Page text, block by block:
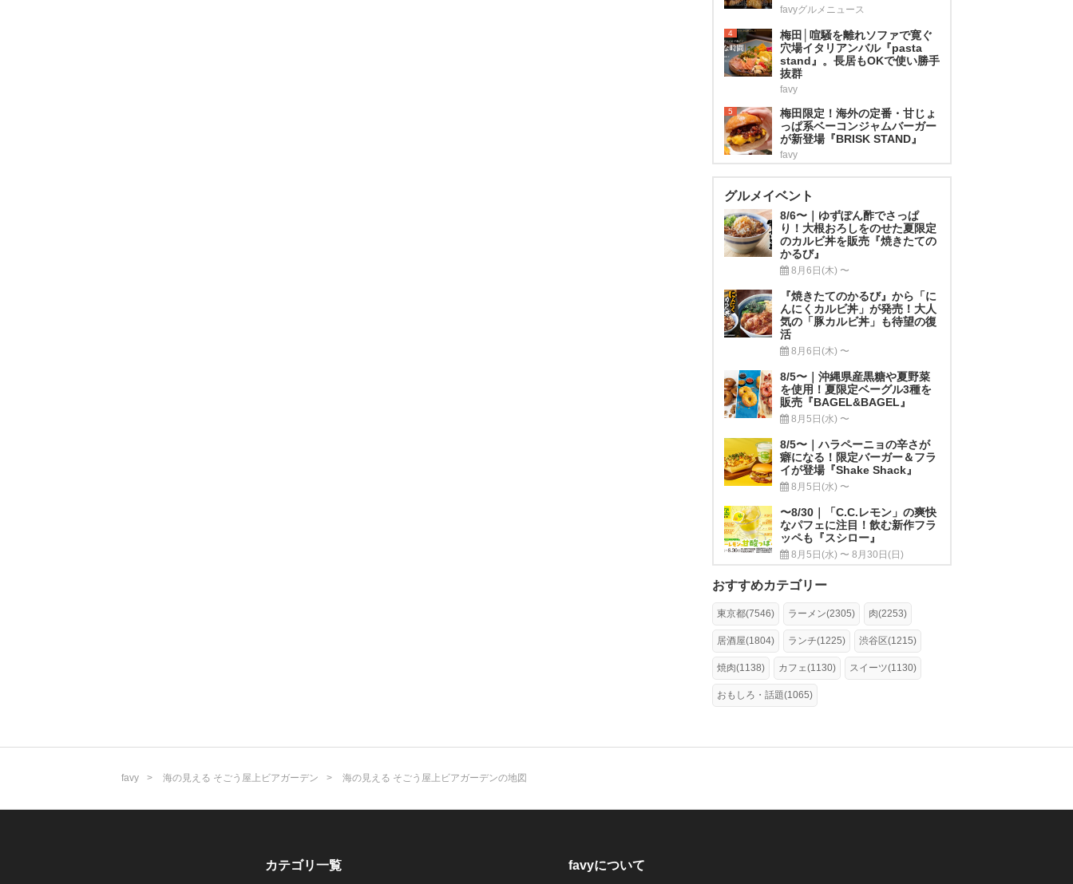
favyグルメニュース
4
梅田│喧騒を離れソファで寛ぐ
穴場イタリアンバル『pasta
stand』。長居もOKで使い勝手
抜群
favy
5
梅田限定！海外の定番・甘じょ
っぱ系ベーコンジャムバーガー
が新登場『BRISK STAND』
favy
グルメイベント
8/6〜｜ゆずぽん酢でさっぱ
り！大根おろしをのせた夏限定
のカルビ丼を販売『焼きたての
かるび』
8月6日(木) 〜
『焼きたてのかるび』から「に
んにくカルビ丼」が発売！大人
気の「豚カルビ丼」も待望の復
活
8月6日(木) 〜
8/5〜｜沖縄県産黒糖や夏野菜
を使用！夏限定ベーグル3種を
販売『BAGEL&BAGEL』
8月5日(水) 〜
8/5〜｜ハラペーニョの辛さが
癖になる！限定バーガー＆フラ
イが登場『Shake Shack』
8月5日(水) 〜
〜8/30｜「C.C.レモン」の爽快
なパフェに注目！飲む新作フラ
ッペも『スシロー』
8月5日(水) 〜 8月30日(日)
おすすめカテゴリー
東京都(7546) ラーメン(2305) 肉(2253)
居酒屋(1804) ランチ(1225) 渋谷区(1215)
焼肉(1138) カフェ(1130) スイーツ(1130)
おもしろ・話題(1065)
favy 海の見える そごう屋上ビアガーデン 海の見える そごう屋上ビアガーデンの地図
カテゴリ一覧 favyについて